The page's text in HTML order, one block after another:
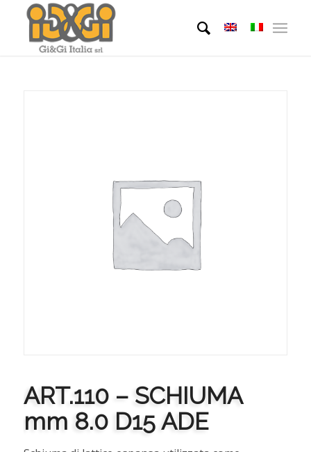
ART.110 – SCHIUMA
mm 8.0 D15 ADE